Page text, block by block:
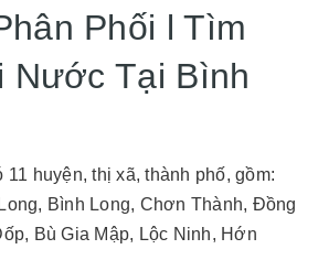
Phối l Tìm
Nước Tại Bình
huyện, thị xã, thành phố, gồm:
Bình Long, Chơn Thành, Đồng
Bù Gia Mập, Lộc Ninh, Hớn